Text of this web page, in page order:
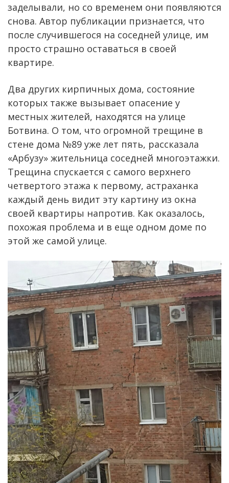
заделывали, но со временем они появляются
снова. Автор публикации признается, что
после случившегося на соседней улице, им
просто страшно оставаться в своей
квартире.
Два других кирпичных дома, состояние
которых также вызывает опасение у
местных жителей, находятся на улице
Ботвина. О том, что огромной трещине в
стене дома №89 уже лет пять, рассказала
«Арбузу» жительница соседней многоэтажки.
Трещина спускается с самого верхнего
четвертого этажа к первому, астраханка
каждый день видит эту картину из окна
своей квартиры напротив. Как оказалось,
похожая проблема и в еще одном доме по
этой же самой улице.